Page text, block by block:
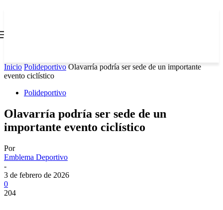
Inicio Polideportivo Olavarría podría ser sede de un importante
evento ciclístico
Polideportivo
Olavarría podría ser sede de un
importante evento ciclístico
Por
Emblema Deportivo
-
3 de febrero de 2026
0
204